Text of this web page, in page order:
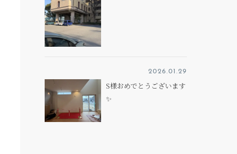
2026.01.29
S様おめでとうございます
✨